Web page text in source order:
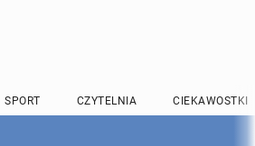
SPORT CZYTELNIA CIEKAWOSTKI